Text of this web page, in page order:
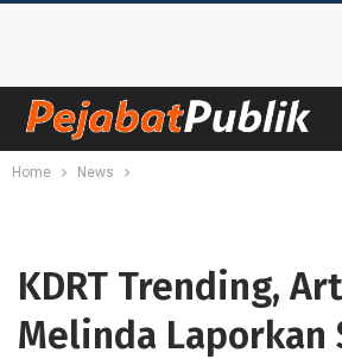
Home News
KDRT Trending,
Melinda Laporkan